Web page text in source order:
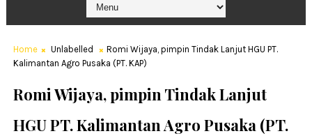
Home Unlabelled
Romi Wijaya, pimpin Tindak Lanjut HGU PT.
Kalimantan Agro Pusaka (PT. KAP)
Romi Wijaya, pimpin Tindak Lanjut
HGU PT. Kalimantan Agro Pusaka (PT.